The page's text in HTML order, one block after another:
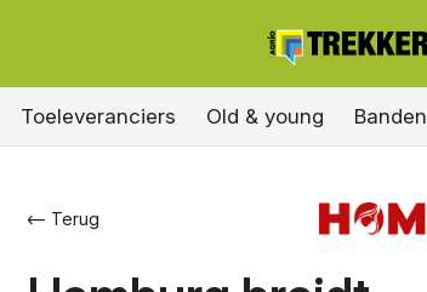
Toeleveranciers Old & young Banden
Terug